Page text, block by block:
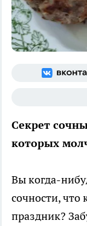
Секрет
которых
Вы когда-
сочности, что
праздник?